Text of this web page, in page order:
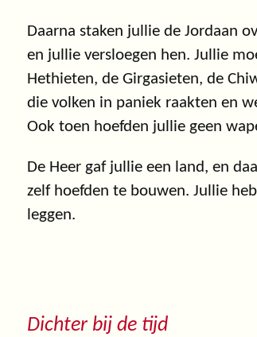
Daarna staken jullie de Jordaan
en jullie versloegen hen. Jullie
Hethieten, de Girgasieten, de
die volken in paniek raakten en
Ook toen hoefden jullie geen
De Heer gaf jullie een land, en
zelf hoefden te bouwen. Jullie
leggen.
Dichter bij de tijd